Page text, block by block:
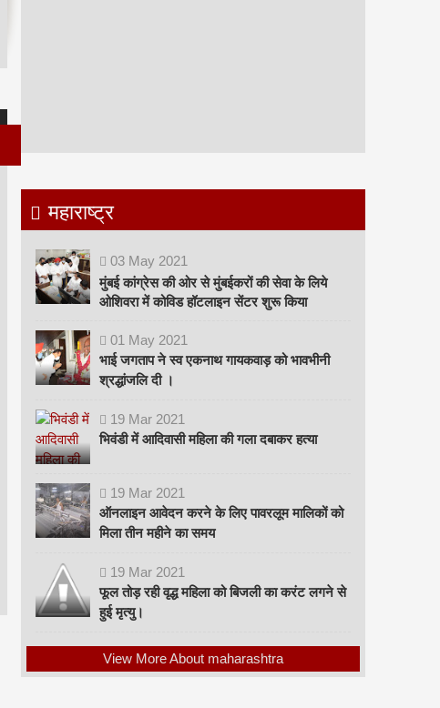
महाराष्ट्र
03 May 2021
मुंबई कांग्रेस की ओर से मुंबईकरों की सेवा के लिये
ओशिवरा में कोविड हॉटलाइन सेंटर शुरू किया
01 May 2021
भाई जगताप ने स्व एकनाथ गायकवाड़ को भावभीनी
श्रद्धांजलि दी ।
19 Mar 2021
भिवंडी में आदिवासी महिला की गला दबाकर हत्या
19 Mar 2021
ऑनलाइन आवेदन करने के लिए पावरलूम मालिकों को
मिला तीन महीने का समय
19 Mar 2021
फूल तोड़ रही वृद्ध महिला को बिजली का करंट लगने से
हुई मृत्यु।
View More About maharashtra